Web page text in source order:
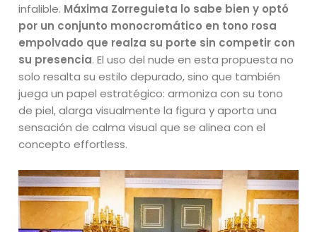
infalible. Máxima Zorreguieta lo sabe bien y optó
por un conjunto monocromático en tono rosa
empolvado que realza su porte sin competir con
su presencia. El uso del nude en esta propuesta no
solo resalta su estilo depurado, sino que también
juega un papel estratégico: armoniza con su tono
de piel, alarga visualmente la figura y aporta una
sensación de calma visual que se alinea con el
concepto effortless.